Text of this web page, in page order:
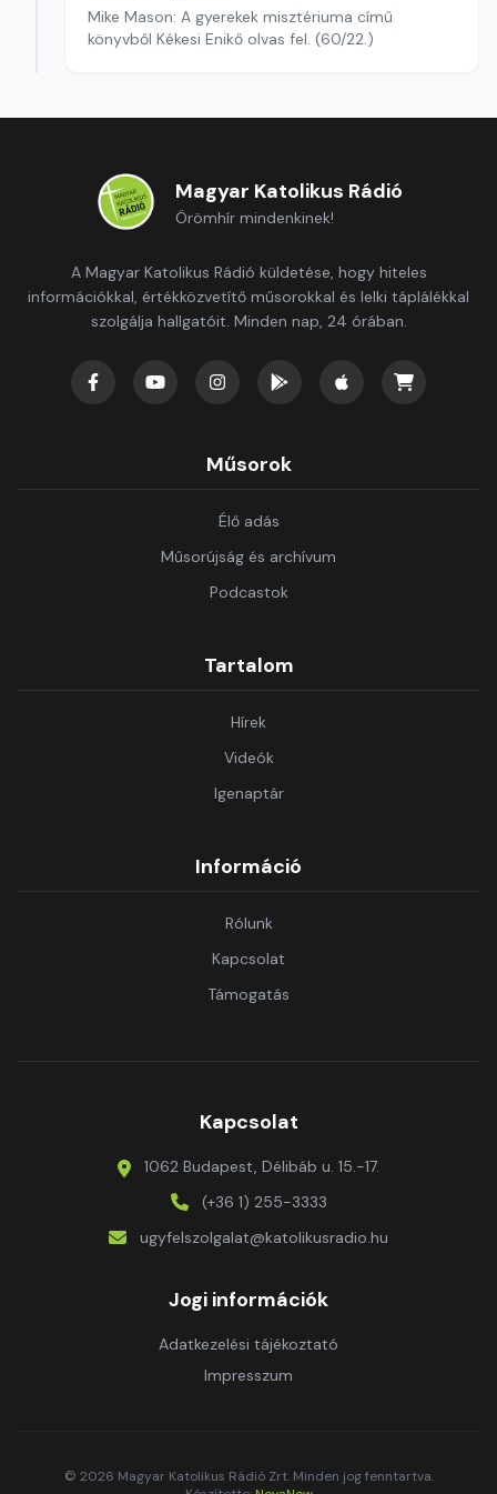
Mike Mason: A gyerekek misztériuma című
könyvből Kékesi Enikő olvas fel. (60/22.)
Magyar Katolikus Rádió
Örömhír mindenkinek!
A Magyar Katolikus Rádió küldetése, hogy hiteles
információkkal, értékközvetítő műsorokkal és lelki táplálékkal
szolgálja hallgatóit. Minden nap, 24 órában.
Műsorok
Élő adás
Műsorújság és archívum
Podcastok
Tartalom
Hírek
Videók
Igenaptár
Információ
Rólunk
Kapcsolat
Támogatás
Kapcsolat
1062 Budapest, Délibáb u. 15.-17.
(+36 1) 255-3333
ugyfelszolgalat@katolikusradio.hu
Jogi információk
Adatkezelési tájékoztató
Impresszum
© 2026 Magyar Katolikus Rádió Zrt. Minden jog fenntartva.